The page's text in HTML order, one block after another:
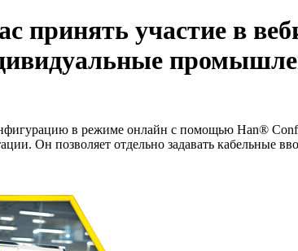
принять участие в
в режиме онлайн с помощью Han®
Он позволяет отдельно задавать кабельные